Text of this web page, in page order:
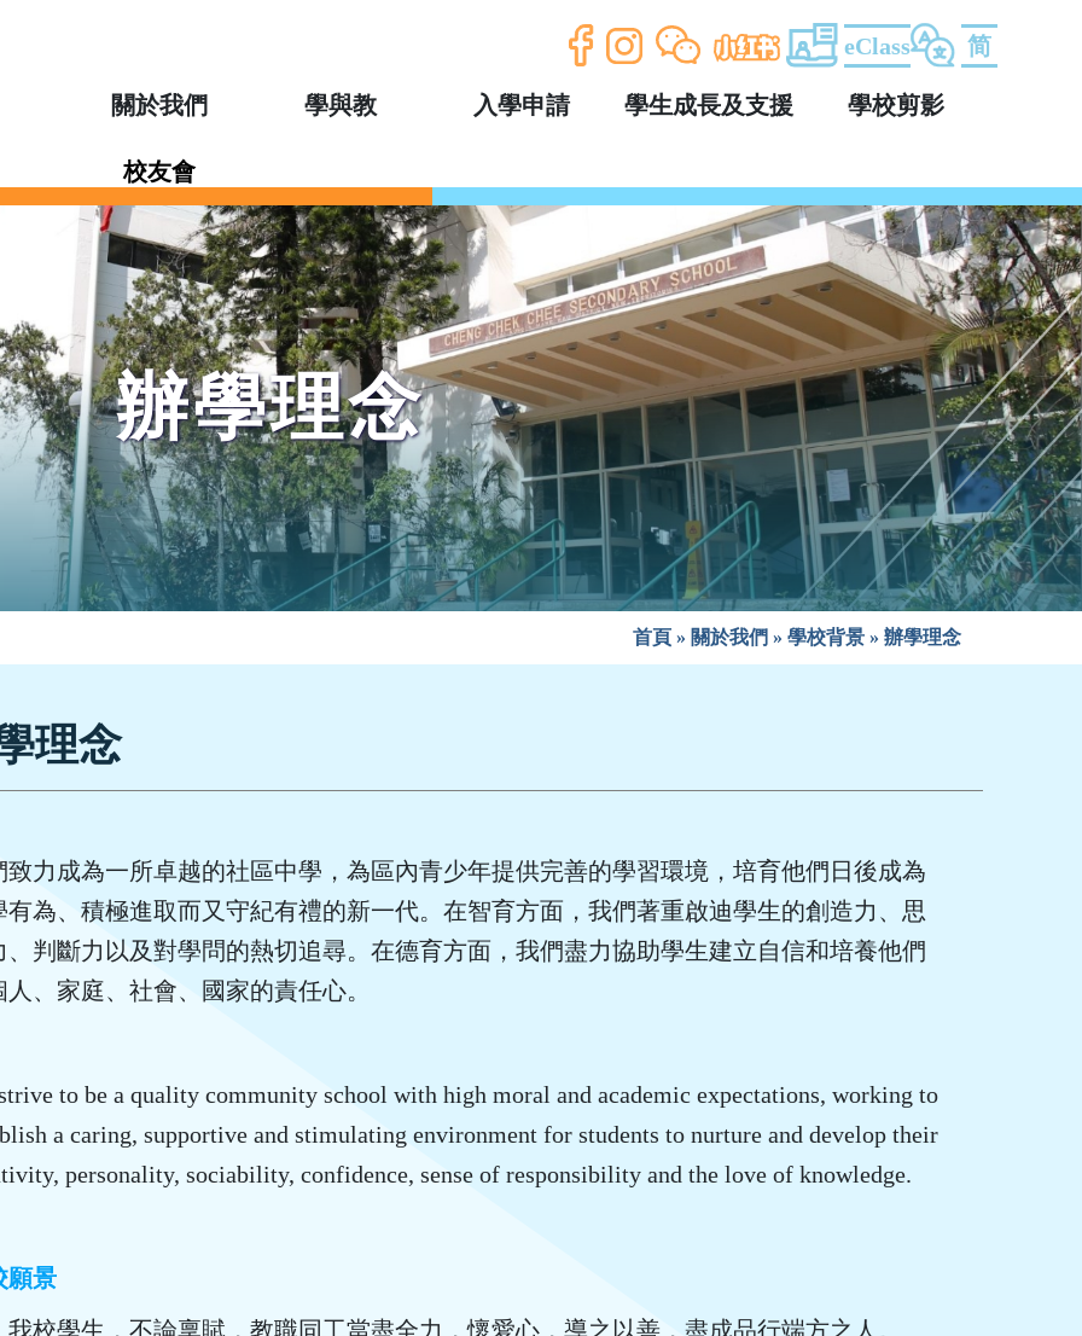
eClass 简
關於我們 學與教 入學申請 學生成長及支援 學校剪影
校友會
辦學理念
首頁» 關於我們 » 學校背景» 辦學理念
理念
致力成為一所卓越的社區中學，為區內青少年提供完善的學習環境，培育他們日後成為
有為、積極進取而又守紀有禮的新一代。在智育方面，我們著重啟迪學生的創造力、思
、判斷力以及對學問的熱切追尋。在德育方面，我們盡力協助學生建立自信和培養他們
人、家庭、社會、國家的責任心。
to be a quality community school with high moral and academic expectations, working to
a caring, supportive and stimulating environment for students to nurture and develop their
personality, sociability, confidence, sense of responsibility and the love of knowledge.
願景
我校學生，不論稟賦，教職同工當盡全力，懷愛心，導之以善，盡成品行端方之人。